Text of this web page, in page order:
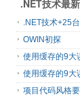
.NET技术最
.NET技术+25
OWIN初探
使用缓存的9大
使用缓存的9大
项目代码风格